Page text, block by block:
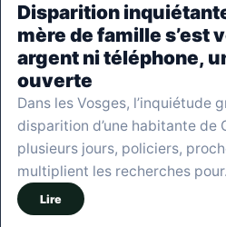
Disparition
mère de famille s’est
argent ni téléphone,
ouverte
Dans les Vosges, l’inquiétude
disparition d’une habitante de
plusieurs jours, policiers,
multiplient les recherches
Lire